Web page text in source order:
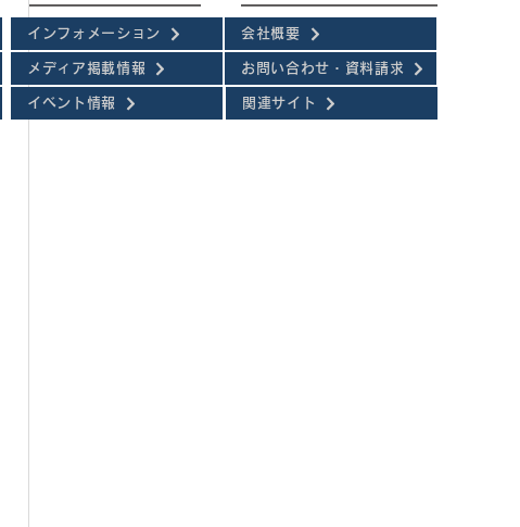
インフォメーション
メディア掲載情報
イベント情報
会社概要
お問い合わせ・資料請求
関連サイト